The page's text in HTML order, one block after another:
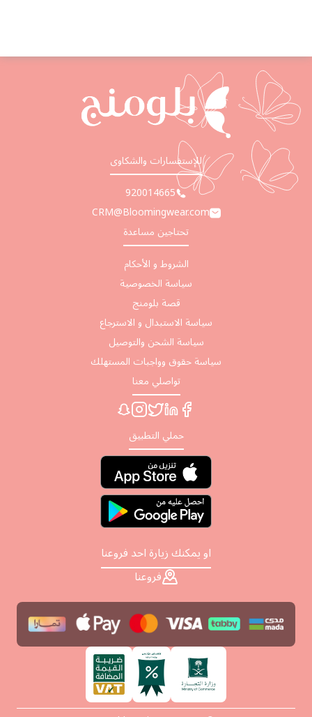
للإستفسارات والشكاوى
920014665
CRM@Bloomingwear.com
تحتاجين مساعدة
الشروط و الأحكام
سياسة الخصوصية
قصة بلومنج
سياسة الاستبدال و الاسترجاع
سياسة الشحن والتوصيل
سياسة حقوق وواجبات المستهلك
تواصلي معنا
حملي التطبيق
او يمكنك زيارة احد فروعنا
فروعنا